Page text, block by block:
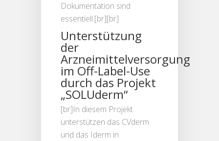
Dokumentation sind
essentiell.[br][br]
Unterstützung
der
Arzneimittelversorgung
im Off-Label-Use
durch das Projekt
„SOLUderm“
[br]In diesem Projekt
unterstützen das CVderm
und das Iderm in